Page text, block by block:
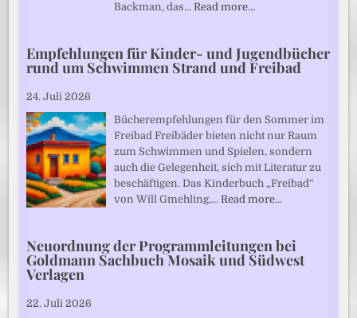
Backman, das…Read more…
Empfehlungen für Kinder- und Jugendbücher
rund um Schwimmen Strand und Freibad
24. Juli 2026
Bücherempfehlungen für den Sommer im
Freibad Freibäder bieten nicht nur Raum
zum Schwimmen und Spielen, sondern
auch die Gelegenheit, sich mit Literatur zu
beschäftigen. Das Kinderbuch „Freibad“
von Will Gmehling,…Read more…
Neuordnung der Programmleitungen bei
Goldmann Sachbuch Mosaik und Südwest
Verlagen
22. Juli 2026